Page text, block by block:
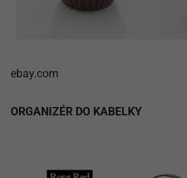
ebay.com
ORGANIZÉR DO KABELKY